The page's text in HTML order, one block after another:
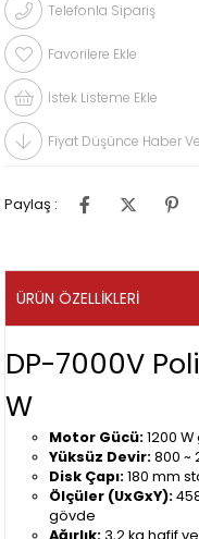
Telefonla Sipariş
Favorilere Ekle
İstek Listeme Ekle
Fiyat Düşünce Haber
Paylaş :
ÜRÜN ÖZELLIKLERI
DP-7000V
W
Motor Gücü:1200
Yüksüz Devir:800 ~
Disk Çapı:180 mm
Ölçüler (UxGxY):
gövde
Ağırlık: 3,2 kg hafif